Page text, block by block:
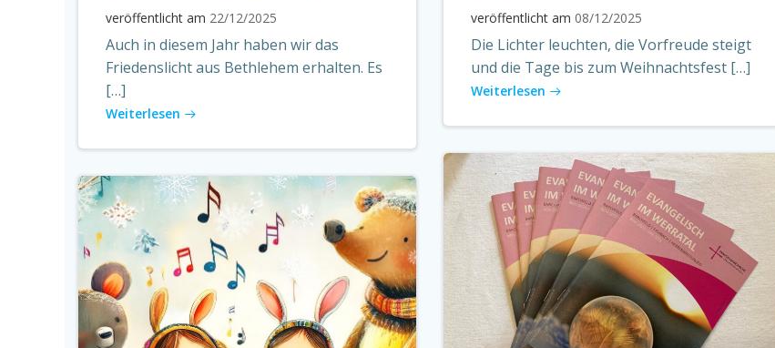
veröffentlicht am 22/12/2025
Auch in diesem Jahr haben wir das
Friedenslicht aus Bethlehem erhalten. Es
[…]
Weiterlesen
veröffentlicht am 08/12/2025
Die Lichter leuchten, die Vorfreude steigt
und die Tage bis zum Weihnachtsfest […]
Weiterlesen